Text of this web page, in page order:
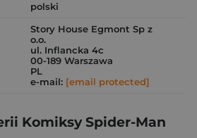
polski
Story House Egmont Sp z
o.o.
ul. Inflancka 4c
00-189 Warszawa
PL
e-mail: [email protected]
Komiksy Spider-Man